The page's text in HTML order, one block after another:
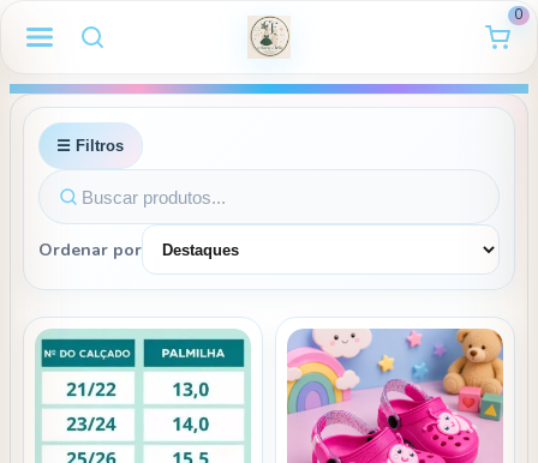
0
☰ Filtros
Ordenar por